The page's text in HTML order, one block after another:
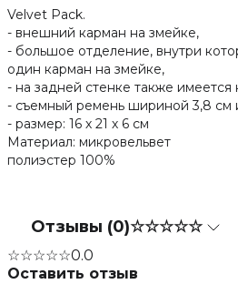
Velvet Pack.
- внешний карман на змейке,
- большое отделение, внутри
один карман на змейке,
- на задней стенке также
- съемный ремень шириной 3,8 см
- размер: 16 х 21 х 6 см
Материал: микровельвет
полиэстер 100%
Отзывы (0)☆☆☆☆☆
☆☆☆☆☆0.0
Оставить отзыв